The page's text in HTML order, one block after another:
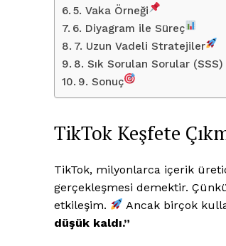
5. Vaka Örneği
6. Diyagram ile Süreç
7. Uzun Vadeli Stratejiler
8. Sık Sorulan Sorular (SSS)
9. Sonuç
TikTok Keşfete
TikTok, milyonlarca içerik
gerçekleşmesi demektir.
etkileşim.
Ancak birçok
düşük kaldı.”